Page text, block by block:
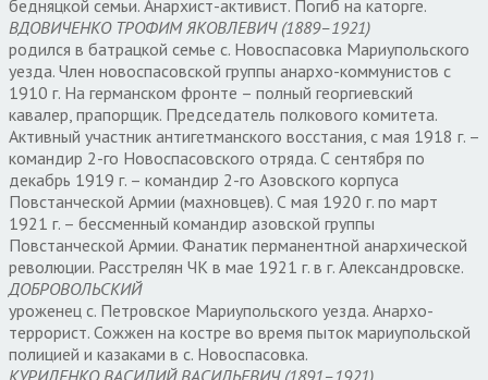
бедняцкой семьи. Анархист-активист. Погиб на каторге.
ВДОВИЧЕНКО ТРОФИМ ЯКОВЛЕВИЧ (1889–1921)
родился в батрацкой семье с. Новоспасовка Мариупольского
уезда. Член новоспасовской группы анархо-коммунистов с
1910 г. На германском фронте – полный георгиевский
кавалер, прапорщик. Председатель полкового комитета.
Активный участник антигетманского восстания, с мая 1918 г. –
командир 2-го Новоспасовского отряда. С сентября по
декабрь 1919 г. – командир 2-го Азовского корпуса
Повстанческой Армии (махновцев). С мая 1920 г. по март
1921 г. – бессменный командир азовской группы
Повстанческой Армии. Фанатик перманентной анархической
революции. Расстрелян ЧК в мае 1921 г. в г. Александровске.
ДОБРОВОЛЬСКИЙ
уроженец с. Петровское Мариупольского уезда. Анархо-
террорист. Сожжен на костре во время пыток мариупольской
полицией и казаками в с. Новоспасовка.
КУРИЛЕНКО ВАСИЛИЙ ВАСИЛЬЕВИЧ (1891–1921)